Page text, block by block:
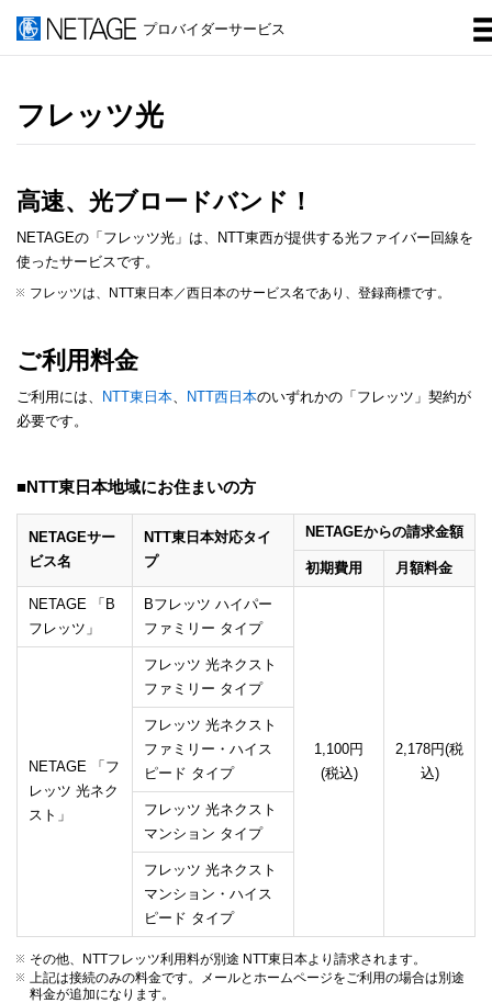
プロバイダーサービス
フレッツ光
高速、光ブロードバンド！
NETAGEの「フレッツ光」は、NTT東西が提供する光ファイバー回線を
使ったサービスです。
フレッツは、NTT東日本／西日本のサービス名であり、登録商標です。
ご利用料金
ご利用には、 NTT東日本、 NTT西日本のいずれかの「フレッツ」契約が
必要です。
■NTT東日本地域にお住まいの方
NETAGEサー
ビス名
NTT東日本対応タイ
プ
NETAGEからの請求金額
初期費用 月額料金
NETAGE 「B
フレッツ」
Bフレッツ ハイパー
ファミリー タイプ
1,100円
(税込)
2,178円(税
込)
NETAGE 「フ
レッツ 光ネク
スト」
フレッツ 光ネクスト
ファミリー タイプ
フレッツ 光ネクスト
ファミリー・ハイス
ピード タイプ
フレッツ 光ネクスト
マンション タイプ
フレッツ 光ネクスト
マンション・ハイス
ピード タイプ
その他、NTTフレッツ利用料が別途 NTT東日本より請求されます。
上記は接続のみの料金です。メールとホームページをご利用の場合は別途
料金が追加になります。